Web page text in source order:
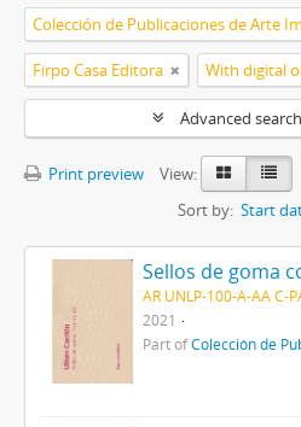
Firpo Casa Editora With digital
Advanced
Print preview
View:
Sort by: Start
Sellos de goma
AR UNLP-100-A-AA C-
2021
Part ofColección de